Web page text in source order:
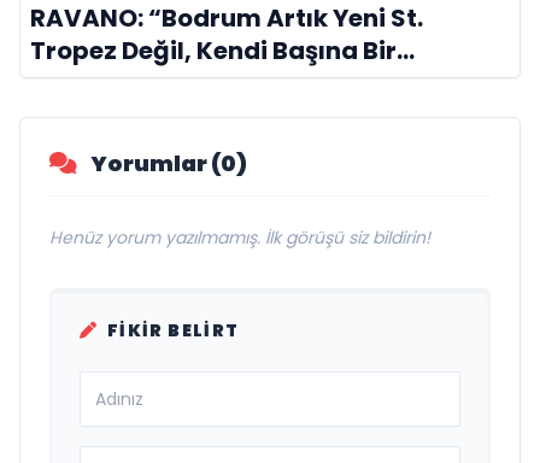
RAVANO: “Bodrum Artık Yeni St.
Tropez Değil, Kendi Başına Bir
Referans”
Yorumlar (0)
Henüz yorum yazılmamış. İlk görüşü siz bildirin!
FIKIR BELIRT